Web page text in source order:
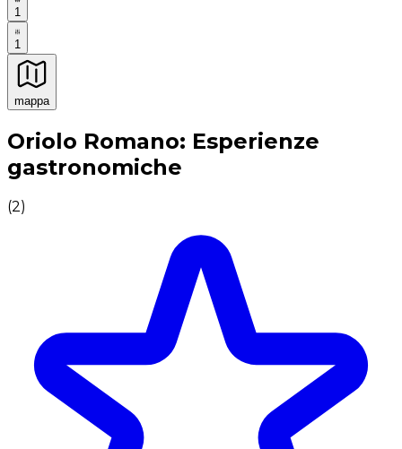
1
1
mappa
Esperienze culinarie indimenticabili: Esperienze
Oriolo Romano: Esperienze
gastronomiche
(2)